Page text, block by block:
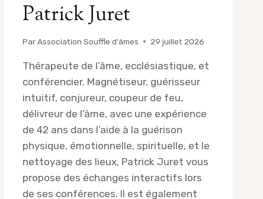
Patrick Juret
Par Association Souffle d'âmes 29 juillet 2026
Thérapeute de l’âme, ecclésiastique, et
conférencier. Magnétiseur, guérisseur
intuitif, conjureur, coupeur de feu,
délivreur de l’âme, avec une expérience
de 42 ans dans l’aide à la guérison
physique, émotionnelle, spirituelle, et le
nettoyage des lieux, Patrick Juret vous
propose des échanges interactifs lors
de ses conférences. Il est également